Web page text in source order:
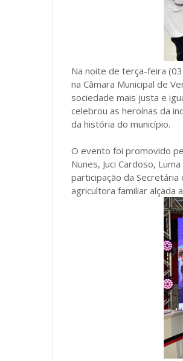
Na noite de terça-feira
na Câmara Municipal de
sociedade mais justa e
celebrou as heroínas da
da história do município.
O evento foi promovido
Nunes, Juci Cardoso,
participação da Secretária
agricultora familiar alçada